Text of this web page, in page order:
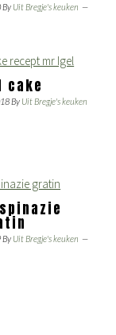
By Uit Bregje's keuken
cake
By Uit Bregje's keuken
By Uit Bregje's keuken